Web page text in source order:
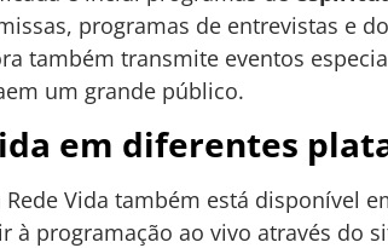
programas de entrevistas e
também transmite eventos
um grande público.
em diferentes
Vida também está disponível
à programação ao vivo através do